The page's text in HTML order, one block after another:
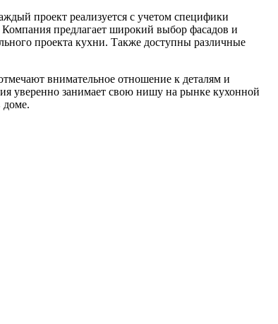
проект реализуется с учетом специфики
предлагает широкий выбор фасадов и
проекта кухни. Также доступны различные
внимательное отношение к деталям и
уверенно занимает свою нишу на рынке кухонной
доме.